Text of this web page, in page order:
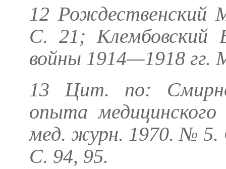
12 Рождественский
С. 21; Клембовский
войны 1914—1918 гг.
13 Цит. по:
опыта медицинского
мед. журн. 1970. №
С. 94, 95.